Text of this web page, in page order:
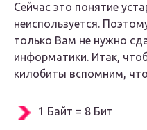
Сейчас это понятие
неиспользуется.
только Вам не нужно
информатики. Итак,
килобиты вспомним,
1 Байт = 8 Бит